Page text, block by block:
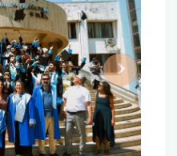
Next